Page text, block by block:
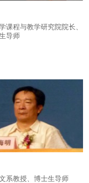
课程与教学研究院院长、
导师
系教授、博士生导师